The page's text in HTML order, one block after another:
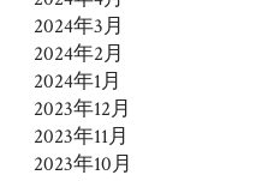
2024年3月
2024年2月
2024年1月
2023年12月
2023年11月
2023年10月